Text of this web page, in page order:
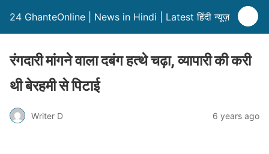
24 GhanteOnline | News in Hindi | Latest हिंदी न्यूज़
रंगदारी मांगने वाला दबंग हत्थे चढ़ा, व्यापारी की करी
थी बेरहमी से पिटाई
Writer D 6 years ago